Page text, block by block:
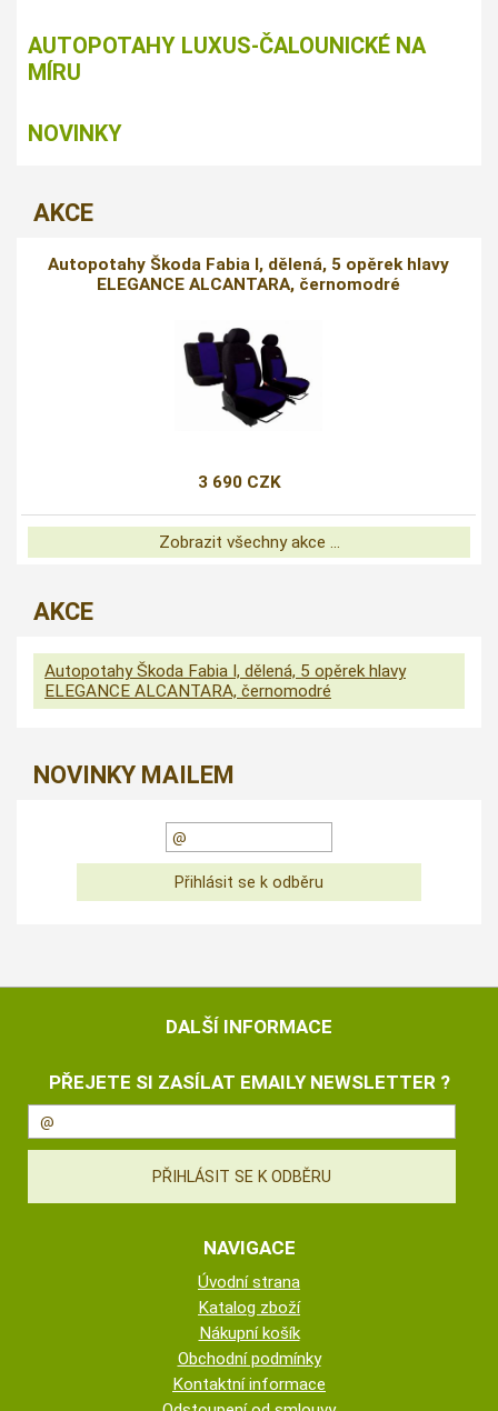
AUTOPOTAHY LUXUS-ČALOUNICKÉ NA
MÍRU
NOVINKY
AKCE
Autopotahy Škoda Fabia I, dělená, 5 opěrek hlavy
ELEGANCE ALCANTARA, černomodré
3 690 CZK
Zobrazit všechny akce ...
AKCE
Autopotahy Škoda Fabia I, dělená, 5 opěrek hlavy
ELEGANCE ALCANTARA, černomodré
NOVINKY MAILEM
DALŠÍ INFORMACE
PŘEJETE SI ZASÍLAT EMAILY NEWSLETTER ?
NAVIGACE
Úvodní strana
Katalog zboží
Nákupní košík
Obchodní podmínky
Kontaktní informace